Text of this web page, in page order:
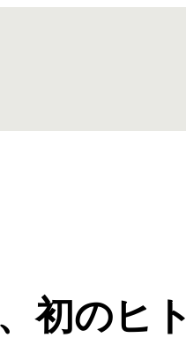
初のヒト